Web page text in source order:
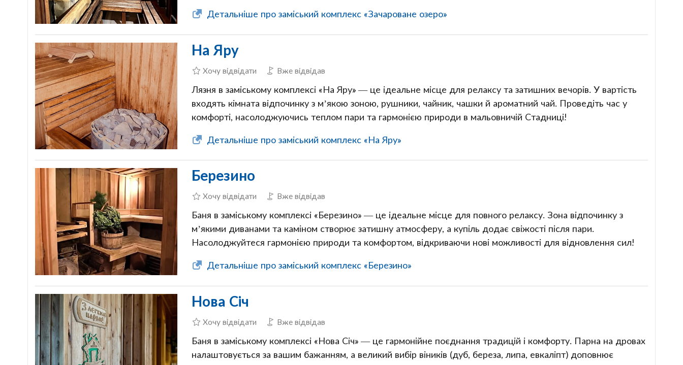
Детальніше про заміський комплекс «Зачароване озеро»
На Яру
Хочу відвідати Вже відвідав
Лязня в заміському комплексі «На Яру» — це ідеальне місце для релаксу та затишних вечорів. У вартість
входять кімната відпочинку з м’якою зоною, рушники, чайник, чашки й ароматний чай. Проведіть час у
комфорті, насолоджуючись теплом пари та гармонією природи в мальовничій Стадниці!
Детальніше про заміський комплекс «На Яру»
Березино
Хочу відвідати Вже відвідав
Баня в заміському комплексі «Березино» — це ідеальне місце для повного релаксу. Зона відпочинку з
м’якими диванами та каміном створює затишну атмосферу, а купіль додає свіжості після пари.
Насолоджуйтеся гармонією природи та комфортом, відкриваючи нові можливості для відновлення сил!
Детальніше про заміський комплекс «Березино»
Нова Січ
Хочу відвідати Вже відвідав
Баня в заміському комплексі «Нова Січ» — це гармонійне поєднання традицій і комфорту. Парна на дровах
налаштовується за вашим бажанням, а великий вибір віників (дуб, береза, липа, евкаліпт) доповнює